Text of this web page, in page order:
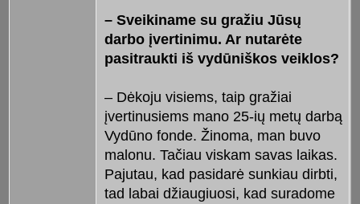
– Sveikiname su gražiu Jūsų
darbo įvertinimu. Ar nutarėte
pasitraukti iš vydūniškos veiklos?
– Dėkoju visiems, taip gražiai
įvertinusiems mano 25-ių metų darbą
Vydūno fonde. Žinoma, man buvo
malonu. Tačiau viskam savas laikas.
Pajutau, kad pasidarė sunkiau dirbti,
tad labai džiaugiuosi, kad suradome